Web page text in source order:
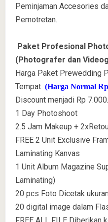
Peminjaman Accesories
Pemotretan.
Paket Profesional
(Photografer dan
Harga Paket Prewedding
Tempat (Harga Normal
Discount menjadi Rp
1 Day Photoshoot
2.5 Jam Makeup +
FREE 2 Unit Exclusive
Laminating Kanvas
1 Unit Album Magazine
Laminating)
20 pcs Foto Dicetak
20 digital image dalam